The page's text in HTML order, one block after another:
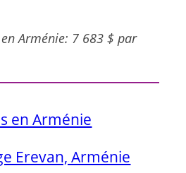
Arménie: 7 683 $ par
en Arménie
Erevan, Arménie